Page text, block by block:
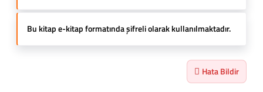
Bu kitap e-kitap formatında şifreli olarak kullanılmaktadır.
Hata Bildir